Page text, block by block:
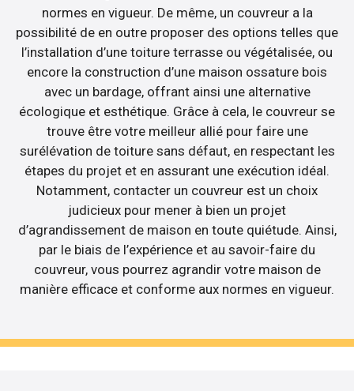
normes en vigueur. De même, un couvreur a la
possibilité de en outre proposer des options telles que
l’installation d’une toiture terrasse ou végétalisée, ou
encore la construction d’une maison ossature bois
avec un bardage, offrant ainsi une alternative
écologique et esthétique. Grâce à cela, le couvreur se
trouve être votre meilleur allié pour faire une
surélévation de toiture sans défaut, en respectant les
étapes du projet et en assurant une exécution idéal.
Notamment, contacter un couvreur est un choix
judicieux pour mener à bien un projet
d’agrandissement de maison en toute quiétude. Ainsi,
par le biais de l’expérience et au savoir-faire du
couvreur, vous pourrez agrandir votre maison de
manière efficace et conforme aux normes en vigueur.